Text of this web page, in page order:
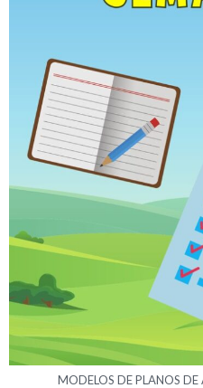
MODELOS DE PLANOS DE